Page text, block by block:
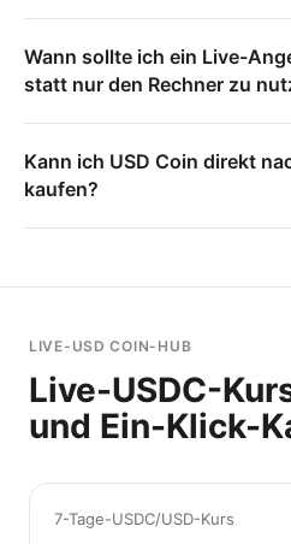
Wann sollte ich ein Live-
statt nur den Rechner zu
Kann ich USD Coin direkt
kaufen?
LIVE-USD COIN-HUB
Live-USDC-
und Ein-Klick-
7-Tage-USDC/USD-Kurs